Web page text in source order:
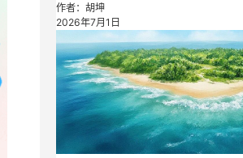
作者：胡坤
2026年7月1日